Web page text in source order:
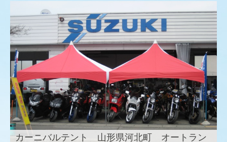
よくある質問
会社概要
お仕事日記（ブログ）
お問い合わせ
カタログ展示室
ご注文方法について